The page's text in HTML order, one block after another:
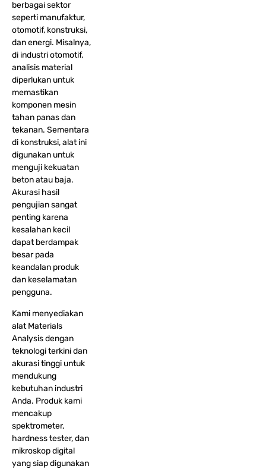
berbagai sektor
seperti manufaktur,
otomotif, konstruksi,
dan energi. Misalnya,
di industri otomotif,
analisis material
diperlukan untuk
memastikan
komponen mesin
tahan panas dan
tekanan. Sementara
di konstruksi, alat ini
digunakan untuk
menguji kekuatan
beton atau baja.
Akurasi hasil
pengujian sangat
penting karena
kesalahan kecil
dapat berdampak
besar pada
keandalan produk
dan keselamatan
pengguna.
Kami menyediakan
alat Materials
Analysis dengan
teknologi terkini dan
akurasi tinggi untuk
mendukung
kebutuhan industri
Anda. Produk kami
mencakup
spektrometer,
hardness tester, dan
mikroskop digital
yang siap digunakan